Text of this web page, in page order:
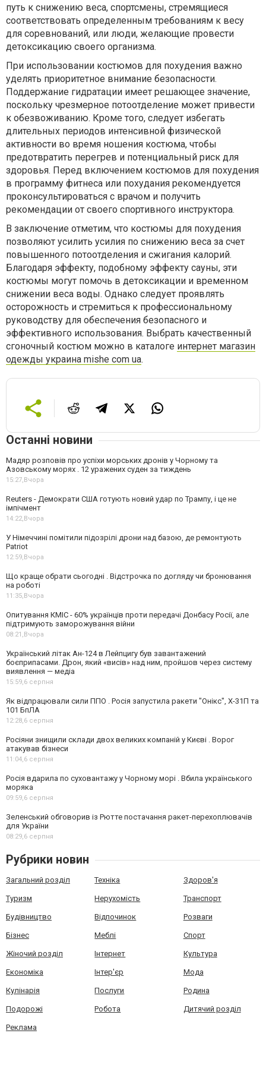
путь к снижению веса, спортсмены, стремящиеся
соответствовать определенным требованиям к весу
для соревнований, или люди, желающие провести
детоксикацию своего организма.
При использовании костюмов для похудения важно
уделять приоритетное внимание безопасности.
Поддержание гидратации имеет решающее значение,
поскольку чрезмерное потоотделение может привести
к обезвоживанию. Кроме того, следует избегать
длительных периодов интенсивной физической
активности во время ношения костюма, чтобы
предотвратить перегрев и потенциальный риск для
здоровья. Перед включением костюмов для похудения
в программу фитнеса или похудания рекомендуется
проконсультироваться с врачом и получить
рекомендации от своего спортивного инструктора.
В заключение отметим, что костюмы для похудения
позволяют усилить усилия по снижению веса за счет
повышенного потоотделения и сжигания калорий.
Благодаря эффекту, подобному эффекту сауны, эти
костюмы могут помочь в детоксикации и временном
снижении веса воды. Однако следует проявлять
осторожность и стремиться к профессиональному
руководству для обеспечения безопасного и
эффективного использования. Выбрать качественный
сгоночный костюм можно в каталоге интернет магазин
одежды украина mishe com ua.
Останні новини
Мадяр розповів про успіхи морських дронів у Чорному та
Азовському морях . 12 уражених суден за тиждень
15:27,Вчора
Reuters - Демократи США готують новий удар по Трампу, і це не
імпічмент
14:22,Вчора
У Німеччині помітили підозрілі дрони над базою, де ремонтують
Patriot
12:59,Вчора
Що краще обрати сьогодні . Відстрочка по догляду чи бронювання
на роботі
11:35,Вчора
Опитування КМІС - 60% українців проти передачі Донбасу Росії, але
підтримують заморожування війни
08:21,Вчора
Український літак Ан-124 в Лейпцигу був завантажений
боєприпасами. Дрон, який «висів» над ним, пройшов через систему
виявлення — медіа
15:59,6 серпня
Як відпрацювали сили ППО . Росія запустила ракети "Онікс", Х-31П та
101 БпЛА
12:28,6 серпня
Росіяни знищили склади двох великих компаній у Києві . Ворог
атакував бізнеси
11:04,6 серпня
Росія вдарила по суховантажу у Чорному морі . Вбила українського
моряка
09:59,6 серпня
Зеленський обговорив із Рютте постачання ракет-перехоплювачів
для України
08:29,6 серпня
Рубрики новин
Загальний розділ Техніка Здоров'я
Туризм Нерухомість Транспорт
Будівництво Відпочинок Розваги
Бізнес Меблі Спорт
Жіночий розділ Інтернет Культура
Економіка Інтер'єр Мода
Кулінарія Послуги Родина
Подорожі Робота Дитячий розділ
Реклама